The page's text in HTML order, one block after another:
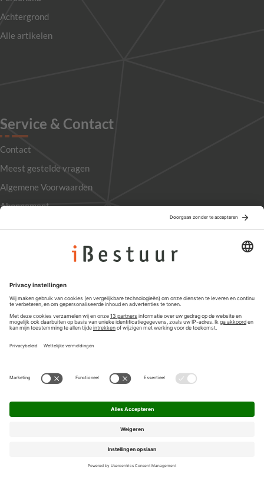
Achtergrond
Alle artikelen
Service & Contact
Contact
Meest gestelde vragen
Algemene Voorwaarden
Abonnement
Privacyinstellingen